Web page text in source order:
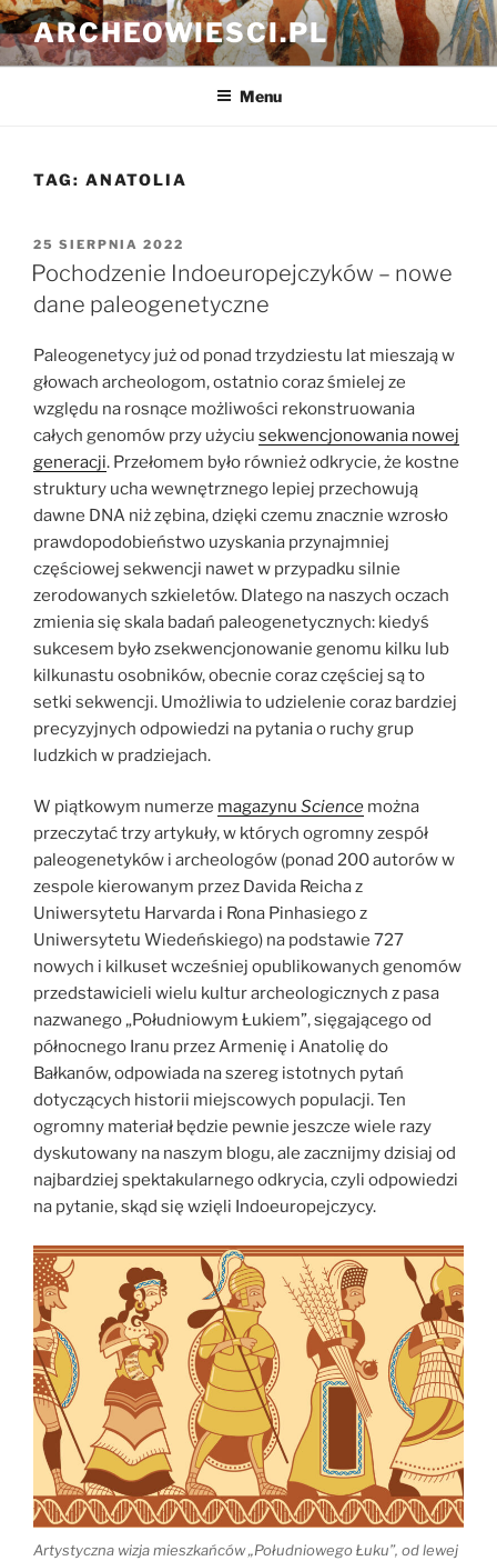
Przejdź
do
treści
ARCHEOWIESCI.PL
Menu
TAG: ANATOLIA
OPUBLIKOWANE
W
25 SIERPNIA 2022
Pochodzenie Indoeuropejczyków – nowe
dane paleogenetyczne
Paleogenetycy już od ponad trzydziestu lat mieszają w
głowach archeologom, ostatnio coraz śmielej ze
względu na rosnące możliwości rekonstruowania
całych genomów przy użyciu sekwencjonowania nowej
generacji. Przełomem było również odkrycie, że kostne
struktury ucha wewnętrznego lepiej przechowują
dawne DNA niż zębina, dzięki czemu znacznie wzrosło
prawdopodobieństwo uzyskania przynajmniej
częściowej sekwencji nawet w przypadku silnie
zerodowanych szkieletów. Dlatego na naszych oczach
zmienia się skala badań paleogenetycznych: kiedyś
sukcesem było zsekwencjonowanie genomu kilku lub
kilkunastu osobników, obecnie coraz częściej są to
setki sekwencji. Umożliwia to udzielenie coraz bardziej
precyzyjnych odpowiedzi na pytania o ruchy grup
ludzkich w pradziejach.
W piątkowym numerze magazynu Science można
przeczytać trzy artykuły, w których ogromny zespół
paleogenetyków i archeologów (ponad 200 autorów w
zespole kierowanym przez Davida Reicha z
Uniwersytetu Harvarda i Rona Pinhasiego z
Uniwersytetu Wiedeńskiego) na podstawie 727
nowych i kilkuset wcześniej opublikowanych genomów
przedstawicieli wielu kultur archeologicznych z pasa
nazwanego „Południowym Łukiem”, sięgającego od
północnego Iranu przez Armenię i Anatolię do
Bałkanów, odpowiada na szereg istotnych pytań
dotyczących historii miejscowych populacji. Ten
ogromny materiał będzie pewnie jeszcze wiele razy
dyskutowany na naszym blogu, ale zacznijmy dzisiaj od
najbardziej spektakularnego odkrycia, czyli odpowiedzi
na pytanie, skąd się wzięli Indoeuropejczycy.
Artystyczna wizja mieszkańców „Południowego Łuku”, od lewej